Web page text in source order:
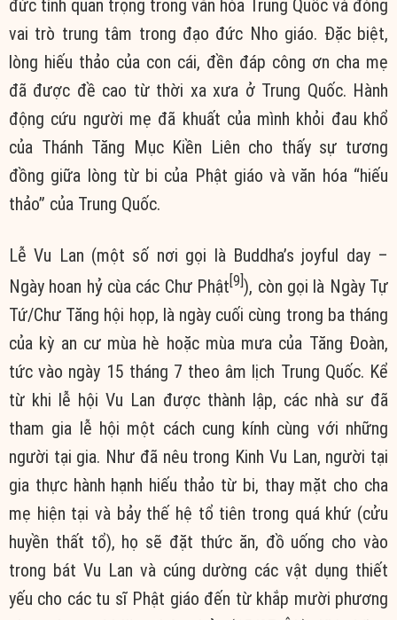
đức tính quan trọng trong văn hóa Trung Quốc và đóng
vai trò trung tâm trong đạo đức Nho giáo. Đặc biệt,
lòng hiếu thảo của con cái, đền đáp công ơn cha mẹ
đã được đề cao từ thời xa xưa ở Trung Quốc. Hành
động cứu người mẹ đã khuất của mình khỏi đau khổ
của Thánh Tăng Mục Kiền Liên cho thấy sự tương
đồng giữa lòng từ bi của Phật giáo và văn hóa “hiếu
thảo” của Trung Quốc.
Lễ Vu Lan (một số nơi gọi là Buddha’s joyful day –
Ngày hoan hỷ cùa các Chư Phật[9]), còn gọi là Ngày Tự
Tứ/Chư Tăng hội họp, là ngày cuối cùng trong ba tháng
của kỳ an cư mùa hè hoặc mùa mưa của Tăng Đoàn,
tức vào ngày 15 tháng 7 theo âm lịch Trung Quốc. Kể
từ khi lễ hội Vu Lan được thành lập, các nhà sư đã
tham gia lễ hội một cách cung kính cùng với những
người tại gia. Như đã nêu trong Kinh Vu Lan, người tại
gia thực hành hạnh hiếu thảo từ bi, thay mặt cho cha
mẹ hiện tại và bảy thế hệ tổ tiên trong quá khứ (cửu
huyền thất tổ), họ sẽ đặt thức ăn, đồ uống cho vào
trong bát Vu Lan và cúng dường các vật dụng thiết
yếu cho các tu sĩ Phật giáo đến từ khắp mười phương